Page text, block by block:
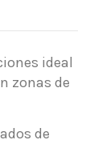
ideal
zonas de
de